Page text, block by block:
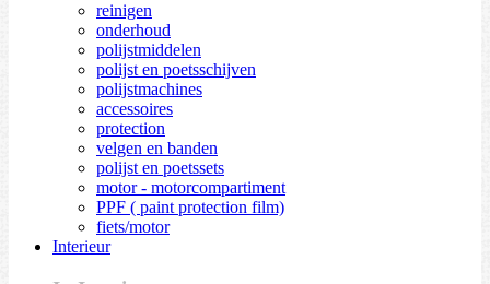
reinigen
onderhoud
polijstmiddelen
polijst en poetsschijven
polijstmachines
accessoires
protection
velgen en banden
polijst en poetssets
motor - motorcompartiment
PPF ( paint protection film)
fiets/motor
Interieur